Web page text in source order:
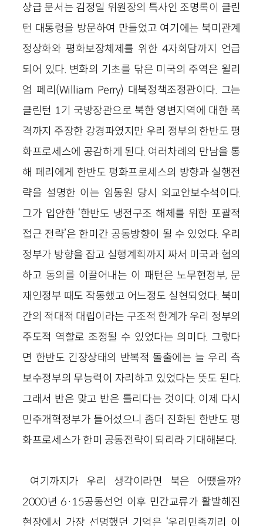
상급 문서는 김정일 위원장의 특사인 조명록이 클린
턴 대통령을 방문하여 만들었고 여기에는 북미관계
정상화와 평화보장체제를 위한 4자회담까지 언급
되어 있다. 변화의 기초를 닦은 미국의 주역은 윌리
엄 페리(William Perry) 대북정책조정관이다. 그는
클린턴 1기 국방장관으로 북한 영변지역에 대한 폭
격까지 주장한 강경파였지만 우리 정부의 한반도 평
화프로세스에 공감하게 된다. 여러차례의 만남을 통
해 페리에게 한반도 평화프로세스의 방향과 실행전
략을 설명한 이는 임동원 당시 외교안보수석이다.
그가 입안한 ‘한반도 냉전구조 해체를 위한 포괄적
접근 전략’은 한미간 공동방향이 될 수 있었다. 우리
정부가 방향을 잡고 실행계획까지 짜서 미국과 협의
하고 동의를 이끌어내는 이 패턴은 노무현정부, 문
재인정부 때도 작동했고 어느정도 실현되었다. 북미
간의 적대적 대립이라는 구조적 한계가 우리 정부의
주도적 역할로 조정될 수 있었다는 의미다. 그렇다
면 한반도 긴장상태의 반복적 돌출에는 늘 우리 측
보수정부의 무능력이 자리하고 있었다는 뜻도 된다.
그래서 반은 맞고 반은 틀리다는 것이다. 이제 다시
민주개혁정부가 들어섰으니 좀더 진화된 한반도 평
화프로세스가 한미 공동전략이 되리라 기대해본다.
여기까지가 우리 생각이라면 북은 어땠을까?
2000년 6·15공동선언 이후 민간교류가 활발해진
현장에서 가장 선명했던 기억은 ‘우리민족끼리 이